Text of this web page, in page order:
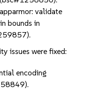
validate
bounds in
issues were fixed:
encoding